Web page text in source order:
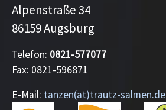
Alpenstraße 34
86159 Augsburg
Telefon: 0821-577077
Fax: 0821-596871
E-Mail: tanzen(at)trautz-salmen.de